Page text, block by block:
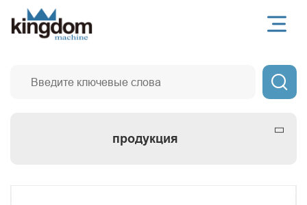

продукция